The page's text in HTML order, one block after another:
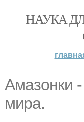
НАУКА
Амазонки
мира.